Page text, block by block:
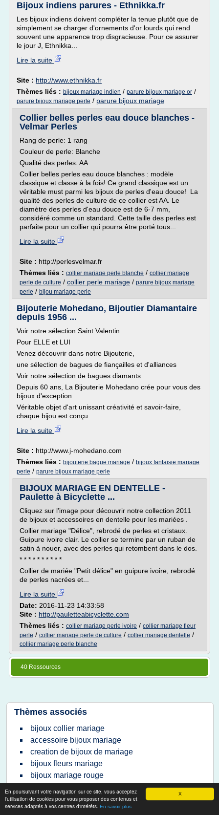
X
En poursuivant votre navigation sur ce site, vous acceptez
l'utilisation de cookies pour vous proposer des contenus et
services adaptés à vos centres d'intérêts. En savoir plus
Bijoux indiens parures - Ethnikka.fr
Les bijoux indiens doivent compléter la tenue plutôt que de
simplement se charger d'ornements d'or lourds qui rend
souvent une apparence trop disgracieuse. Pour ce assurer
le jour J, Ethnikka...
Lire la suite
Site : http://www.ethnikka.fr
Thèmes liés : bijoux mariage indien / parure bijoux mariage or /
parure bijoux mariage perle / parure bijoux mariage
Collier belles perles eau douce blanches -
Velmar Perles
Rang de perle: 1 rang
Couleur de perle: Blanche
Qualité des perles: AA
Collier belles perles eau douce blanches : modèle
classique et classe à la fois! Ce grand classique est un
véritable must parmi les bijoux de perles d'eau douce! La
qualité des perles de culture de ce collier est AA. Le
diamètre des perles d'eau douce est de 6-7 mm,
considéré comme un standard. Cette taille des perles est
parfaite pour un collier qui pourra être porté tous...
Lire la suite
Site : http://perlesvelmar.fr
Thèmes liés : collier mariage perle blanche / collier mariage
perle de culture / collier perle mariage / parure bijoux mariage
perle / bijou mariage perle
Bijouterie Mohedano, Bijoutier Diamantaire
depuis 1956 ...
Voir notre sélection Saint Valentin
Pour ELLE et LUI
Venez découvrir dans notre Bijouterie,
une sélection de bagues de fiançailles et d'alliances
Voir notre sélection de bagues diamants
Depuis 60 ans, La Bijouterie Mohedano crée pour vous des
bijoux d'exception
Véritable objet d'art unissant créativité et savoir-faire,
chaque bijou est conçu...
Lire la suite
Site : http://www.j-mohedano.com
Thèmes liés : bijouterie bague mariage / bijoux fantaisie mariage
perle / parure bijoux mariage perle
BIJOUX MARIAGE EN DENTELLE -
Paulette à Bicyclette ...
Cliquez sur l'image pour découvrir notre collection 2011
de bijoux et accessoires en dentelle pour les mariées .
Collier mariage "Délice", rebrodé de perles et cristaux.
Guipure ivoire clair. Le collier se termine par un ruban de
satin à nouer, avec des perles qui retombent dans le dos.
* * * * * * * * * *
Collier de mariée "Petit délice" en guipure ivoire, rebrodé
de perles nacrées et...
Lire la suite
Date: 2016-11-23 14:33:58
Site : http://pauletteabicyclette.com
Thèmes liés : collier mariage perle ivoire / collier mariage fleur
perle / collier mariage perle de culture / collier mariage dentelle /
collier mariage perle blanche
40 Ressources
Thèmes associés
bijoux collier mariage
accessoire bijoux mariage
creation de bijoux de mariage
bijoux fleurs mariage
bijoux mariage rouge
collier mariage fleurs
accessoire mariage mariee